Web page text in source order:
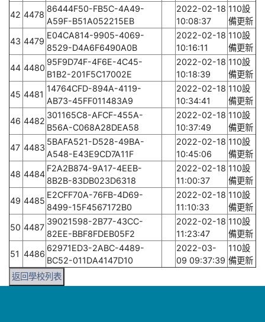
42 4478
86444F50-FB5C-4A49-
A59F-B51A052215EB
2022-02-18
10:08:37
110設
備更新
43 4479
E04CA814-9905-4069-
8529-D4A6F6490A0B
2022-02-18
10:16:11
110設
備更新
44 4480
95F9D74F-4F6E-4C45-
B1B2-201F5C17002E
2022-02-18
10:18:39
110設
備更新
45 4481
14764CFD-894A-4119-
AB73-45FF011483A9
2022-02-18
10:34:41
110設
備更新
46 4482
301165C8-AFCF-455A-
B56A-C068A28DEA58
2022-02-18
10:37:49
110設
備更新
47 4483
5BAFA521-D528-49BA-
A548-E43E9CD7A11F
2022-02-18
10:45:06
110設
備更新
48 4484
F2A2B874-9A17-4EEB-
8B2B-83DB023D6318
2022-02-18
11:00:37
110設
備更新
49 4485
E2CFF70A-76FB-4D69-
8499-15F4567172B0
2022-02-18
11:10:33
110設
備更新
50 4487
39021598-2B77-43CC-
82EE-BBF8FDEB05F2
2022-02-18
11:23:47
110設
備更新
51 4486
62971ED3-2ABC-4489-
BC52-011DA4147D10
2022-03-
09 09:37:39
110設
備更新
返回學校列表